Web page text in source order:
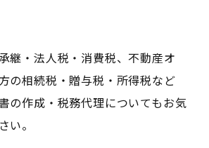
継・法人税・消費税、不動産オ
の相続税・贈与税・所得税など
の作成・税務代理についてもお気
い。